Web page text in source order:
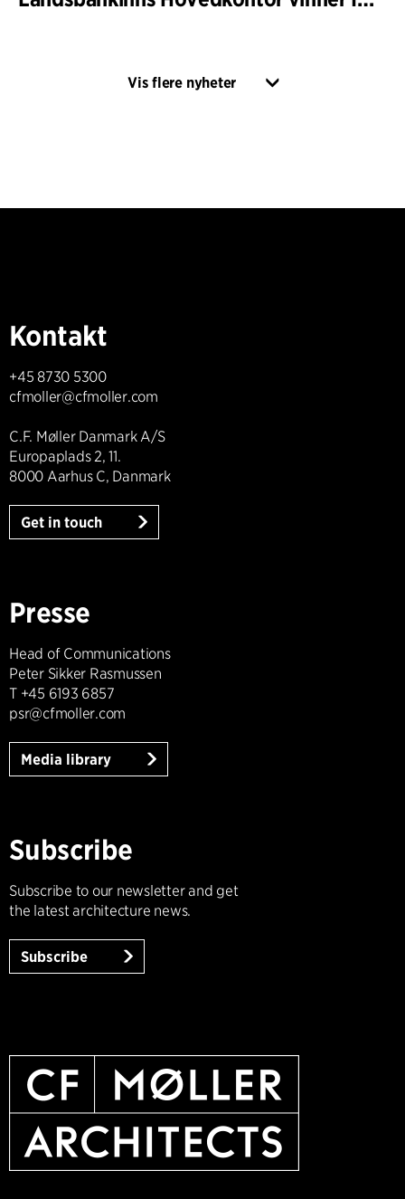
Vis flere nyheter
Kontakt
+45 8730 5300
cfmoller@cfmoller.com
C.F. Møller Danmark A/S
Europaplads 2, 11.
8000 Aarhus C, Danmark
Get in touch
Presse
Head of Communications
Peter Sikker Rasmussen
T +45 6193 6857
psr@cfmoller.com
Media library
Subscribe
Subscribe to our newsletter and get
the latest architecture news.
Subscribe